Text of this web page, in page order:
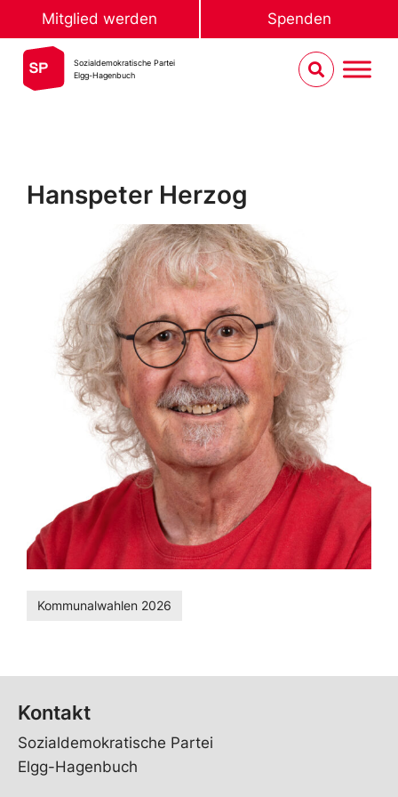
Mitglied werden Spenden
Sozialdemokratische Partei
Elgg-Hagenbuch
Hanspeter Herzog
Kommunalwahlen 2026
Kontakt
Sozialdemokratische Partei
Elgg-Hagenbuch